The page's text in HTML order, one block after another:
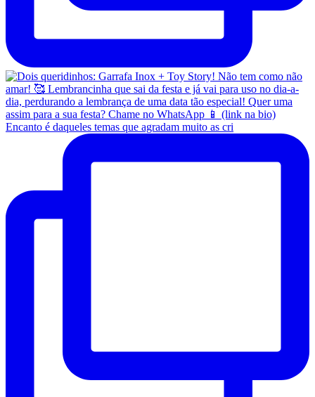
Encanto é daqueles temas que agradam muito as cri